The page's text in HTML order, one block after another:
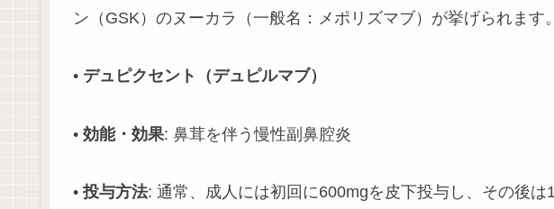
ン（GSK）のヌーカラ（一般名：メポリズマブ）が挙げられます。
• デュピクセント（デュピルマブ）
• 効能・効果: 鼻茸を伴う慢性副鼻腔炎
• 投与方法: 通常、成人には初回に600mgを皮下投与し、その後